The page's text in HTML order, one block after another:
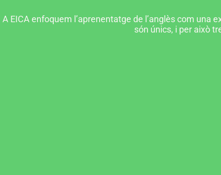
A EICA enfoquem l’aprenentatge de l’anglès com
són únics, i per això